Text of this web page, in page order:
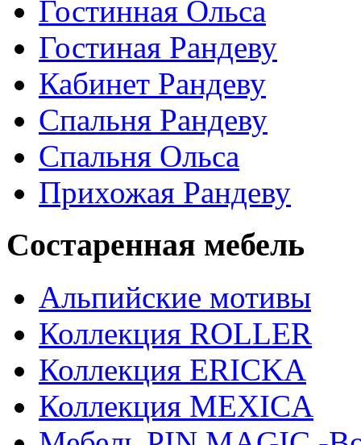
Гостинная Ольса
Гостиная Рандеву
Кабинет Рандеву
Спальня Рандеву
Спальня Ольса
Прихожая Рандеву
Состаренная мебель
Альпийские мотивы
Коллекция ROLLER
Коллекция ERICKA
Коллекция MEXICA